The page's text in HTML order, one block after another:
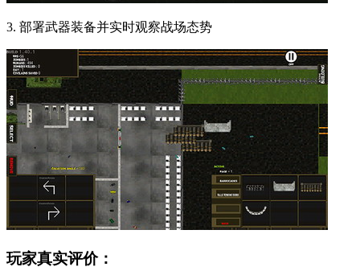
3. 部署武器装备并实时观察战场态势
玩家真实评价：